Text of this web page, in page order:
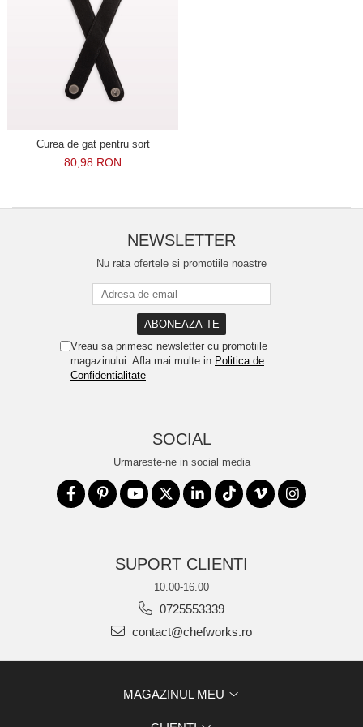
Curea de gat pentru sort
80,98 RON
NEWSLETTER
Nu rata ofertele si promotiile noastre
Vreau sa primesc newsletter cu promotiile
magazinului. Afla mai multe in Politica de
Confidentialitate
SOCIAL
Urmareste-ne in social media
SUPORT CLIENTI
10.00-16.00
0725553339
contact@chefworks.ro
MAGAZINUL MEU